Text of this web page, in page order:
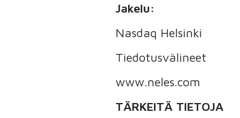
Jakelu:
Nasdaq Helsinki
Tiedotusvälineet
www.neles.com
TÄRKEITÄ TIETOJA